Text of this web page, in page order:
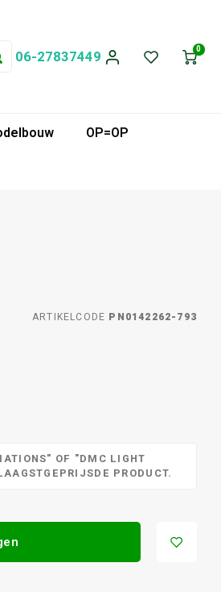
06-27837449 0
OP=OP
ARTIKELCODE PN0142262-793
OF "DMC LIGHT
PRODUCT.